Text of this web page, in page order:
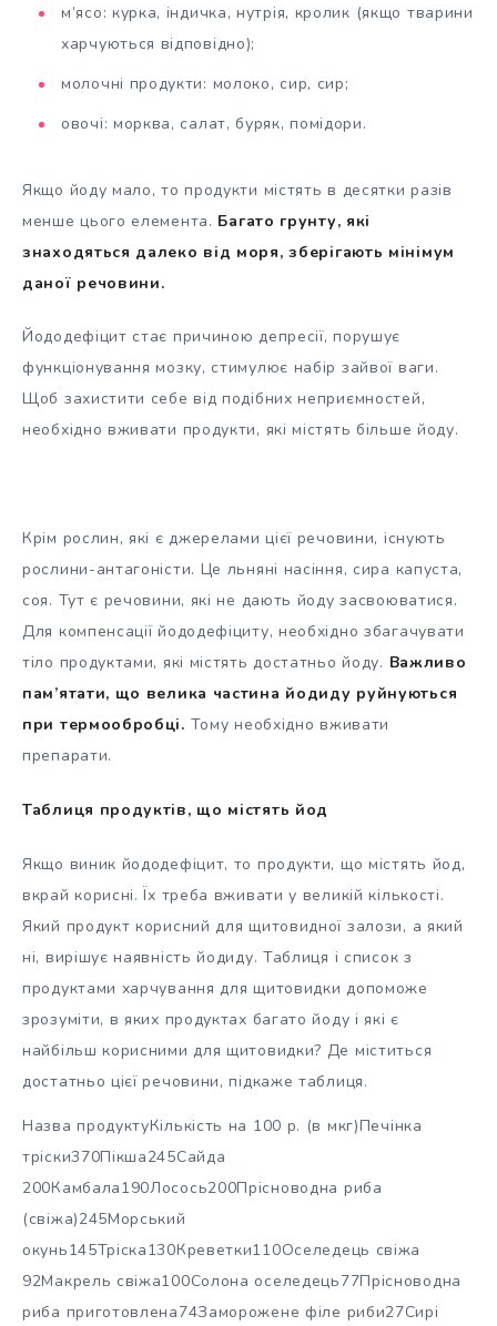
м’ясо: курка, індичка, нутрія, кролик (якщо тварини
харчуються відповідно);
молочні продукти: молоко, сир, сир;
овочі: морква, салат, буряк, помідори.
Якщо йоду мало, то продукти містять в десятки разів
менше цього елемента. Багато грунту, які
знаходяться далеко від моря, зберігають мінімум
даної речовини.
Йододефіцит стає причиною депресії, порушує
функціонування мозку, стимулює набір зайвої ваги.
Щоб захистити себе від подібних неприємностей,
необхідно вживати продукти, які містять більше йоду.
Крім рослин, які є джерелами цієї речовини, існують
рослини-антагоністи. Це льняні насіння, сира капуста,
соя. Тут є речовини, які не дають йоду засвоюватися.
Для компенсації йододефіциту, необхідно збагачувати
тіло продуктами, які містять достатньо йоду. Важливо
пам’ятати, що велика частина йодиду руйнуються
при термообробці. Тому необхідно вживати
препарати.
Таблиця продуктів, що містять йод
Якщо виник йододефіцит, то продукти, що містять йод,
вкрай корисні. Їх треба вживати у великій кількості.
Який продукт корисний для щитовидної залози, а який
ні, вирішує наявність йодиду. Таблиця і список з
продуктами харчування для щитовидки допоможе
зрозуміти, в яких продуктах багато йоду і які є
найбільш корисними для щитовидки? Де міститься
достатньо цієї речовини, підкаже таблиця.
Назва продуктуКількість на 100 р. (в мкг)Печінка
тріски370Пікша245Сайда
200Камбала190Лосось200Прісноводна риба
(свіжа)245Морський
окунь145Тріска130Креветки110Оселедець свіжа
92Макрель свіжа100Солона оселедець77Прісноводна
риба приготовлена74Заморожене філе риби27Сирі